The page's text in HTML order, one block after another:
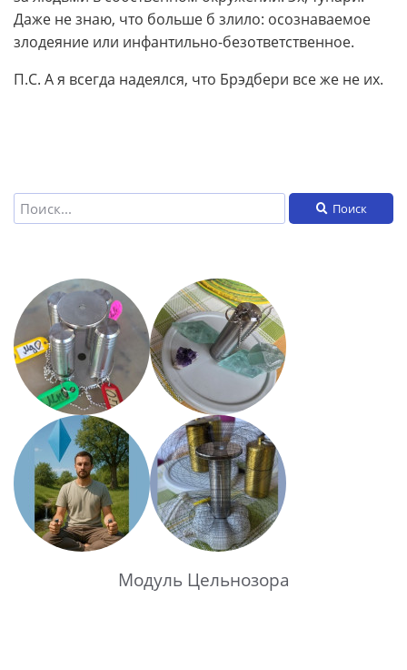
Даже не знаю, что больше б злило: осознаваемое
злодеяние или инфантильно-безответственное.
П.С. А я всегда надеялся, что Брэдбери все же не их.
Поиск
Модуль Цельнозора